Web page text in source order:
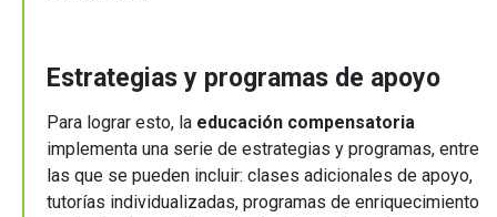
Estrategias y programas de apoyo
Para lograr esto, la educación compensatoria
implementa una serie de estrategias y programas, entre
las que se pueden incluir: clases adicionales de apoyo,
tutorías individualizadas, programas de enriquecimiento